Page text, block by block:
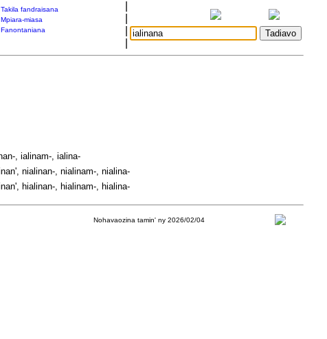
Takila fandraisana
Mpiara-miasa
Fanontaniana
, ialinam-, ialina-
nialinan-, nialinam-, nialina-
hialinan-, hialinam-, hialina-
Nohavaozina tamin' ny 2026/02/04